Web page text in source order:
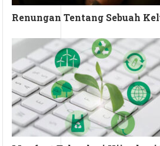
Renungan Tentang Sebuah